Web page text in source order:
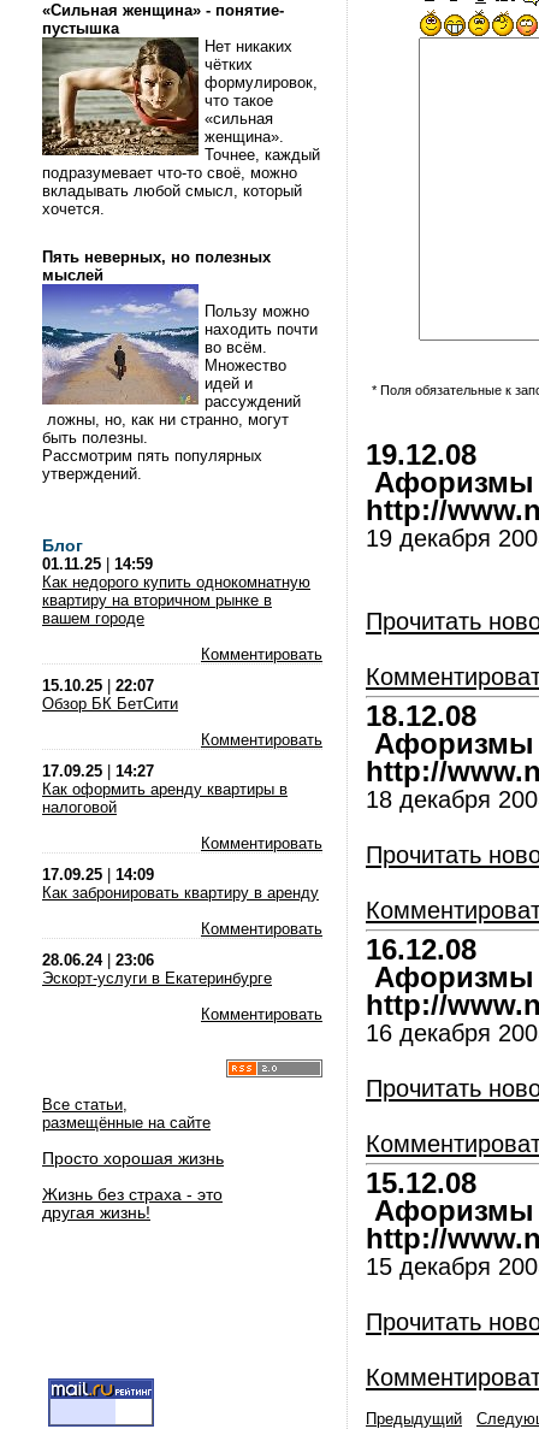
«Сильная женщина» - понятие-
пустышка
Нет никаких
чётких
формулировок,
что такое
«сильная
женщина».
Точнее, каждый
подразумевает что-то своё, можно
вкладывать любой смысл, который
хочется.
Пять неверных, но полезных
мыслей
Пользу можно
находить почти
во всём.
Множество
идей и
рассуждений
ложны, но, как ни странно, могут
быть полезны.
Рассмотрим пять популярных
утверждений.
Блог
01.11.25
14:59
Как недорого купить однокомнатную
квартиру на вторичном рынке в
вашем городе
Комментировать
15.10.25
22:07
Обзор БК БетСити
Комментировать
17.09.25
14:27
Как оформить аренду квартиры в
налоговой
Комментировать
17.09.25
14:09
Как забронировать квартиру в аренду
Комментировать
28.06.24| 23:06
Эскорт-услуги в Екатеринбурге
Комментировать
Все статьи,
размещённые на сайте
Просто хорошая жизнь
Жизнь без страха - это
другая жизнь!
* Поля обязательные к
19.12.08
Афоризмы
http://
19 декабря
Прочитать
18.12.08
Афоризмы
http://
18 декабря
Прочитать
16.12.08
Афоризмы
http://
16 декабря
Прочитать
15.12.08
Афоризмы
http://
15 декабря
Прочитать
Предыдущий